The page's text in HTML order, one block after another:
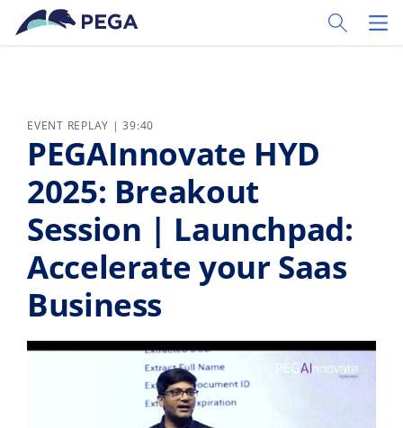
Passer directement au contenu principal
Toggle
EVENT REPLAY | 39:40
PEGAInnovate HYD
2025: Breakout
Session | Launchpad:
Accelerate your Saas
Business